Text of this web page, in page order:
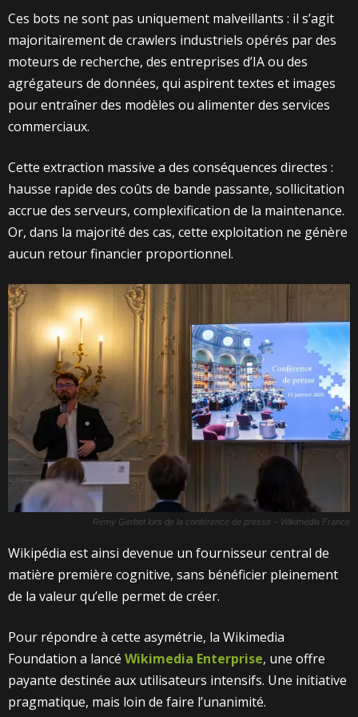
Ces bots ne sont pas uniquement malveillants : il s’agit
majoritairement de crawlers industriels opérés par des
moteurs de recherche, des entreprises d’IA ou des
agrégateurs de données, qui aspirent textes et images
pour entraîner des modèles ou alimenter des services
commerciaux.
Cette extraction massive a des conséquences directes :
hausse rapide des coûts de bande passante, sollicitation
accrue des serveurs, complexification de la maintenance.
Or, dans la majorité des cas, cette exploitation ne génère
aucun retour financier proportionnel.
Rémy Gerbet lors de la conférence de presse – Wikimédia France
Wikipédia est ainsi devenue un fournisseur central de
matière première cognitive, sans bénéficier pleinement
de la valeur qu’elle permet de créer.
Pour répondre à cette asymétrie, la Wikimedia
Foundation a lancé Wikimedia Enterprise, une offre
payante destinée aux utilisateurs intensifs. Une initiative
pragmatique, mais loin de faire l’unanimité.